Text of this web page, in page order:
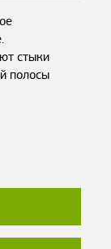
стыки
полосы